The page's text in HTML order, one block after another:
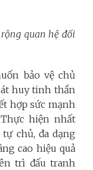
quan hệ đối
bảo vệ chủ
huy tinh thần
hợp sức mạnh
hiện nhất
chủ, đa dạng
cao hiệu quả
trì đấu tranh